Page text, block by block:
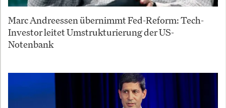
Marc Andreessen übernimmt Fed-Reform: Tech-
Investor leitet Umstrukturierung der US-
Notenbank